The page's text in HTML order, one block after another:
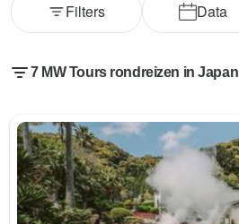
Data
Filters
7 MW Tours rondreizen in Japan